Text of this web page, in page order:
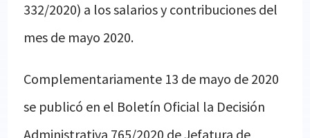
332/2020) a los salarios y contribuciones del
mes de mayo 2020.
Complementariamente 13 de mayo de 2020
se publicó en el Boletín Oficial la Decisión
Administrativa 765/2020 de Jefatura de